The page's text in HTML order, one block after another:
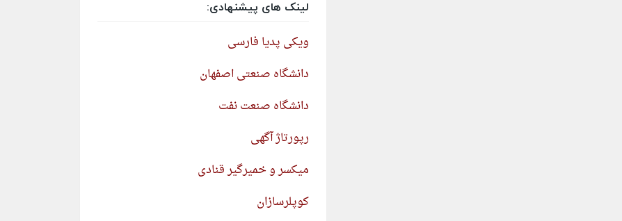
لینک های پیشنهادی:
ویکی پدیا فارسی
دانشگاه صنعتی اصفهان
دانشگاه صنعت نفت
رپورتاژ آگهی
میکسر و خمیرگیر قنادی
کوپلرسازان